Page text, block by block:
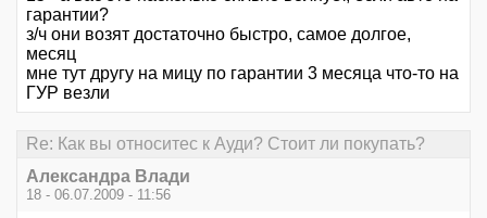
гарантии?
з/ч они возят достаточно быстро, самое долгое,
месяц
мне тут другу на мицу по гарантии 3 месяца что-то на
ГУР везли
Re: Как вы относитес к Ауди? Стоит ли покупать?
Александра Влади
18 - 06.07.2009 - 11:56